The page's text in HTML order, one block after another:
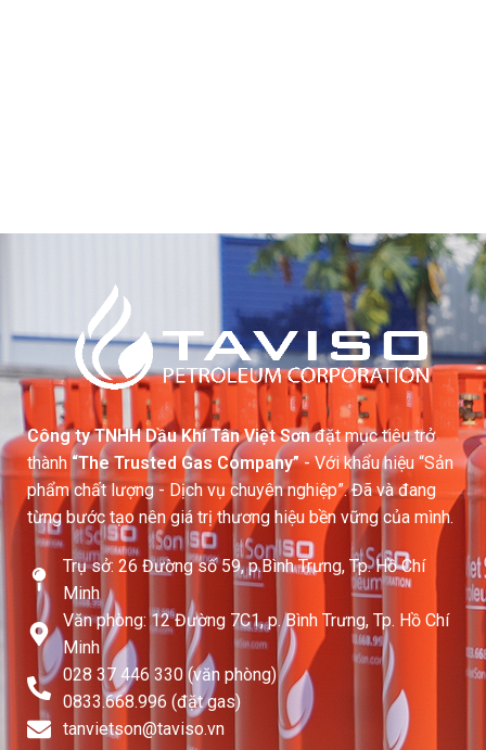
Công ty TNHH Dầu Khí Tân Việt Sơnđặt mục tiêu trở
thành “The Trusted Gas Company”- Với khẩu hiệu “Sản
phẩm chất lượng - Dịch vụ chuyên nghiệp”. Đã và đang
từng bước tạo nên giá trị thương hiệu bền vững của mình.
Trụ sở: 26 Đường số 59, p.Bình Trưng, Tp. Hồ Chí
Minh
Văn phòng: 12 Đường 7C1, p. Bình Trưng, Tp. Hồ Chí
Minh
028 37 446 330 (văn phòng)
0833.668.996 (đặt gas)
tanvietson@taviso.vn​